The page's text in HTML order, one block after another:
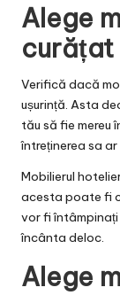
Alege
curățat
Verifică dacă
ușurință. Asta
tău să fie mereu
întreținerea sa
Mobilierul
acesta poate fi
vor fi întâmpinați
încânta deloc.
Alege